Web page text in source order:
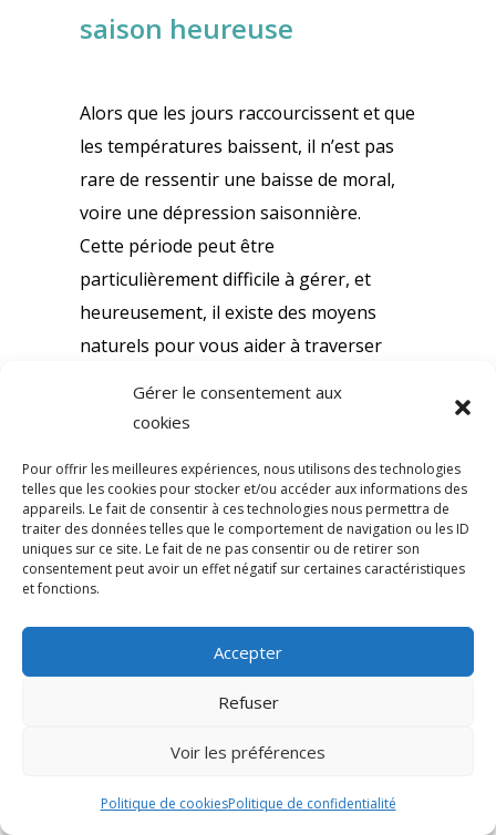
Gérer le consentement aux
cookies
Pour offrir les meilleures expériences, nous utilisons des technologies
telles que les cookies pour stocker et/ou accéder aux informations des
appareils. Le fait de consentir à ces technologies nous permettra de
traiter des données telles que le comportement de navigation ou les ID
uniques sur ce site. Le fait de ne pas consentir ou de retirer son
consentement peut avoir un effet négatif sur certaines caractéristiques
et fonctions.
Accepter
Refuser
Voir les préférences
Politique de cookiesPolitique de confidentialité
saison heureuse
Alors que les jours raccourcissent et que
les températures baissent, il n’est pas
rare de ressentir une baisse de moral,
voire une dépression saisonnière.
Cette période peut être
particulièrement difficile à gérer, et
heureusement, il existe des moyens
naturels pour vous aider à traverser
Luminothérapie
La baisse de la lumière naturelle peut
grandement affecter notre humeur.
pour compenser le manque de lumière
naturelle (lampes de luminothérapie).
Techniques de